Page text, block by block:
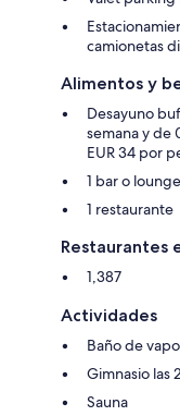
camionetas
Alimentos y
Desayuno
semana y de
EUR 34 por
1 bar o lounge
1 restaurante
Restaurantes
1,387
Actividades
Baño de
Gimnasio las
Sauna